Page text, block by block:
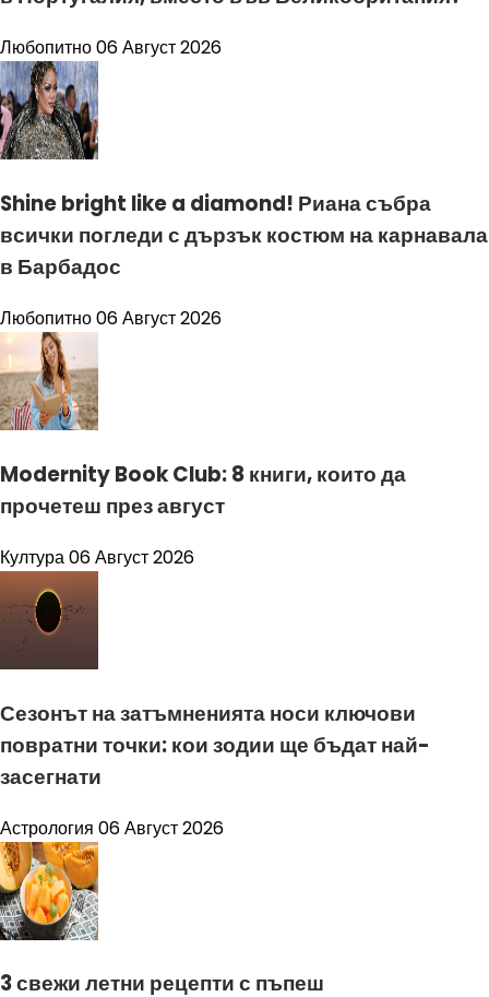
Любопитно06 Август 2026
Shine bright like a diamond! Риана събра
всички погледи с дързък костюм на карнавала
в Барбадос
Любопитно06 Август 2026
Modernity Book Club: 8 книги, които да
прочетеш през август
Култура06 Август 2026
Сезонът на затъмненията носи ключови
повратни точки: кои зодии ще бъдат най-
засегнати
Астрология 06 Август 2026
3 свежи летни рецепти с пъпеш